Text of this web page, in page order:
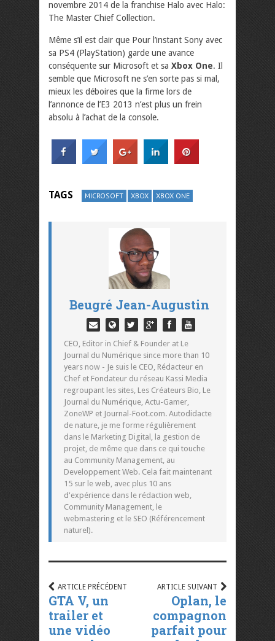
novembre 2014 de la franchise Halo avec Halo:
The Master Chief Collection.
Même s’il est clair que Pour l’instant Sony avec
sa PS4 (PlayStation) garde une avance
conséquente sur Microsoft et sa Xbox One. Il
semble que Microsoft ne s’en sorte pas si mal,
mieux les déboires que la firme lors de
l’annonce de l’E3 2013 n’est plus un frein
absolu à l’achat de la console.
TAGS MICROSOFT XBOX XBOX ONE
Beugré Jean-Augustin
CEO, Editor in Chief & Founder at Le
Journal du Numérique since more than 10
years now - Je suis le CEO, Rédacteur en
Chef et Fondateur du réseau Kassi Media
regroupant les sites, Les Créateurs Bio, Le
Journal du Numérique, Actu-Gamer,
ZoneWP et Journal-Foot.com. Autodidacte
de nature, je me forme régulièrement
dans le Marketing Digital, la gestion de
projet, de même que dans ce qui touche
au Community Management, au
Developpement Web. Cela fait maintenant
15 sur le web, avec plus 10 ans
d'expérience dans le rédaction web,
Community Management, le
webmastering et le SEO (Référencement
naturel).
ARTICLE PRÉCÉDENT
GTA V, un
trailer et
une vidéo
ARTICLE SUIVANT
Oplan, le
compagnon
parfait pour